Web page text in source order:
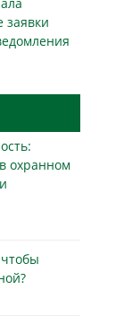
заявки
охранном